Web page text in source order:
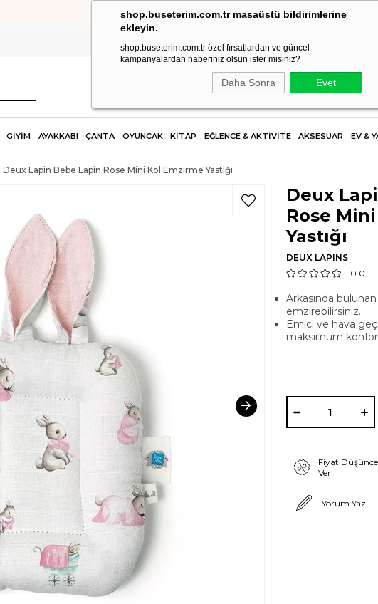
shop.buseterim.com.tr masaüstü bildirimlerine
ekleyin.
shop.buseterim.com.tr özel fırsatlardan ve güncel
kampanyalardan haberiniz olsun ister misiniz?
Daha Sonra Evet
2.500 TL VE ÜZERİ SİPARİŞLERDE KARGO ÜCRETSİZ!
GİYİM AYAKKABI ÇANTA OYUNCAK KİTAP EĞLENCE & AKTİVİTE AKSESUAR EV &
Deux Lapin Bebe Lapin Rose Mini Kol Emzirme Yastığı
Deux
Rose
Yastığı
DEUX LAPINS
0.0
Arkasında
emzirebilirsiniz.
Emici ve hava
maksimum konfor
Fiyat
Ver
Yorum Yaz